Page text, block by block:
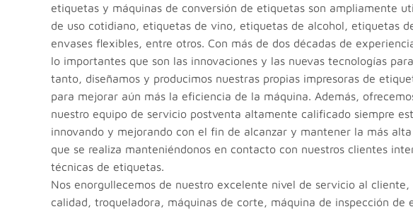
etiquetas y máquinas de conversión de etiquetas son ampliamente
de uso cotidiano, etiquetas de vino, etiquetas de alcohol, etiquetas
envases flexibles, entre otros. Con más de dos décadas de
lo importantes que son las innovaciones y las nuevas tecnologías
tanto, diseñamos y producimos nuestras propias impresoras de
para mejorar aún más la eficiencia de la máquina. Además,
nuestro equipo de servicio postventa altamente calificado siempre
innovando y mejorando con el fin de alcanzar y mantener la más
que se realiza manteniéndonos en contacto con nuestros clientes
técnicas de etiquetas.
Nos enorgullecemos de nuestro excelente nivel de servicio al
calidad, troqueladora, máquinas de corte, máquina de inspección